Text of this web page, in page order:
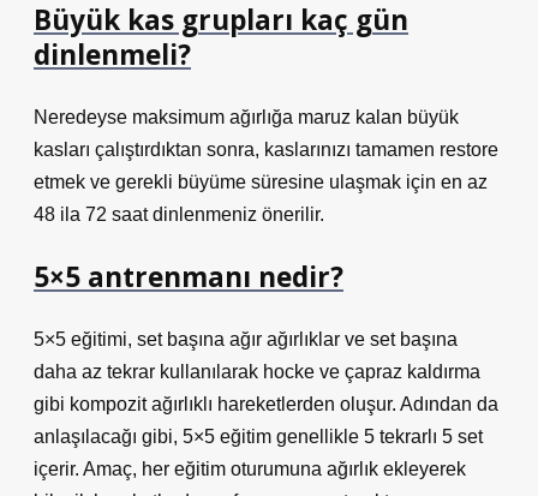
Büyük kas grupları kaç gün
dinlenmeli?
Neredeyse maksimum ağırlığa maruz kalan büyük
kasları çalıştırdıktan sonra, kaslarınızı tamamen restore
etmek ve gerekli büyüme süresine ulaşmak için en az
48 ila 72 saat dinlenmeniz önerilir.
5×5 antrenmanı nedir?
5×5 eğitimi, set başına ağır ağırlıklar ve set başına
daha az tekrar kullanılarak hocke ve çapraz kaldırma
gibi kompozit ağırlıklı hareketlerden oluşur. Adından da
anlaşılacağı gibi, 5×5 eğitim genellikle 5 tekrarlı 5 set
içerir. Amaç, her eğitim oturumuna ağırlık ekleyerek